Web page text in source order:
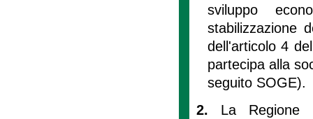
sviluppo
stabilizzazione
dell'articolo 4
partecipa alla
seguito SOGE).
2. La Regione